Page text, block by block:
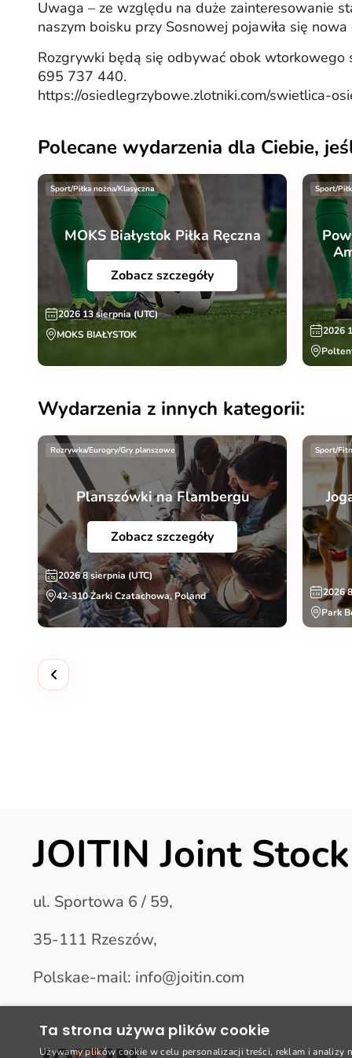
Uwaga – ze względu na duże zainteresowanie
naszym boisku przy Sosnowej pojawiła się
Rozgrywki będą się odbywać obok wtorkowego
695 737 440.
https://osiedlegrzybowe.zlotniki.com/swietlica-
Polecane wydarzenia dla Ciebie,
Sport/Piłka nożna/Klasyczna
MOKS Białystok Piłka Ręczna
Zobacz szczegóły
2026 13 sierpnia (UTC)
MOKS BIAŁYSTOK
Sport/
2026
Wydarzenia z innych kategorii:
Rozrywka/Eurogry/Gry planszowe
Planszówki na Flambergu
Zobacz szczegóły
2026 8 sierpnia (UTC)
42-310 Żarki Czatachowa, Poland
Sport/
2026
Park
JOITIN Joint
ul. Sportowa 6 / 59,
35-111 Rzeszów,
Polskae-mail: info@joitin.com
Ta strona używa plików cookie
Używamy plików cookie w celu personalizacji treści, reklam i analizy